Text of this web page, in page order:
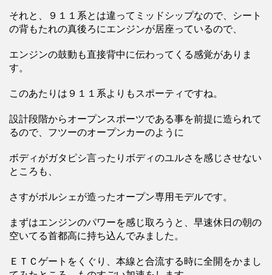
それと、９１１系とは違ってミッドシップなので、シート
の背もたれの真後ろにエンジンが居座っているので、
エンジンの鼓動も直接背中に伝わってくる感覚がありま
す。
このあたりは９１１系よりもスポーティですね。
設計段階からオープンスポーツである事を前提に造られて
るので、フツーのオープンカーのように
ボディがガタピシ言ったりボディのユルさを感じさせない
ところも、
さすがポルシェが造ったオープン専用モデルです。
まずはエンジンのパワーを感じ取ろうと、早速休日の朝の
空いてる首都高に持ち込んでみました。
ＥＴＣゲートをくぐり、本線と合流する時に全開をかまし